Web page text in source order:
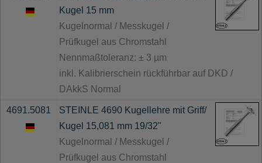
Kugel 15 mm
Kugelnormal / Messkugel /
Prüfkugel aus Chromstahl
Nennmaßtoleranz: ± 3 µm
inkl. Kalibrierschein rückführbar auf DKD /
DAkkS Normal
4691.5081
STEINLE 4690 Kugellehre mit Griff/
Kugel 15,081 mm 19/32"
Kugelnormal / Messkugel /
Prüfkugel aus Chromstahl